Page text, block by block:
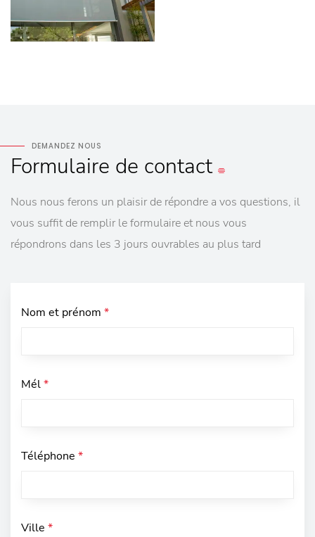
DEMANDEZ NOUS
Formulaire de contact
Nous nous ferons un plaisir de répondre a vos questions, il
vous suffit de remplir le formulaire et nous vous
répondrons dans les 3 jours ouvrables au plus tard
Nom et prénom *
Mél*
Téléphone *
Ville *